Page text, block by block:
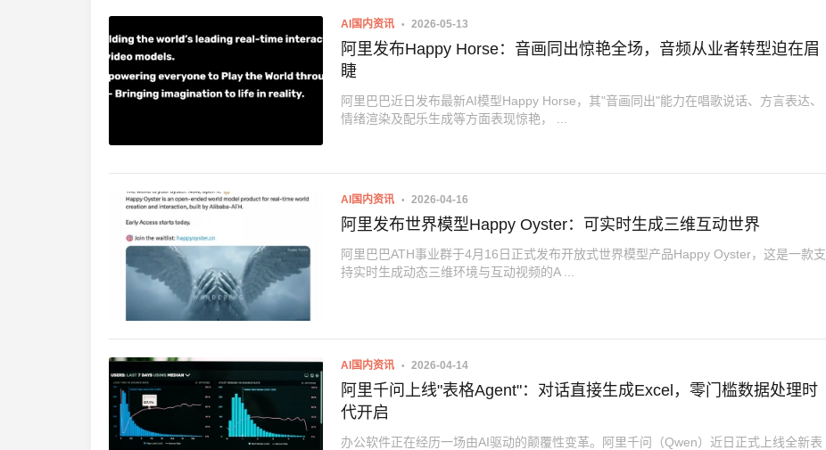
AI国内资讯 2026-05-13
阿里发布Happy Horse：音画同出惊艳全场，音频从业者转型迫在眉
睫
阿里巴巴近日发布最新AI模型Happy Horse，其"音画同出"能力在唱歌说话、方言表达、
情绪渲染及配乐生成等方面表现惊艳， ...
AI国内资讯 2026-04-16
阿里发布世界模型Happy Oyster：可实时生成三维互动世界
阿里巴巴ATH事业群于4月16日正式发布开放式世界模型产品Happy Oyster，这是一款支
持实时生成动态三维环境与互动视频的A ...
AI国内资讯 2026-04-14
阿里千问上线"表格Agent"：对话直接生成Excel，零门槛数据处理时
代开启
办公软件正在经历一场由AI驱动的颠覆性变革。阿里千问（Qwen）近日正式上线全新表